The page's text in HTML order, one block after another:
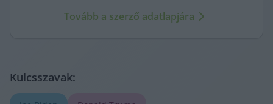
Tovább a szerző adatlapjára
Kulcsszavak: